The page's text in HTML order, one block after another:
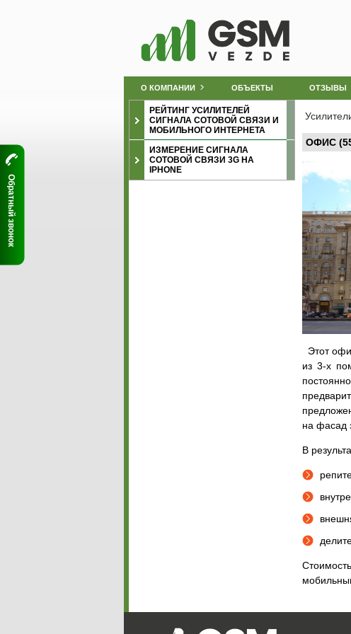
О КОМПАНИИ ОБЪЕКТЫ ОТЗЫВЫ
Обратный звонок
РЕЙТИНГ УСИЛИТЕЛЕЙ
СИГНАЛА СОТОВОЙ СВЯЗИ И
МОБИЛЬНОГО ИНТЕРНЕТА
ИЗМЕРЕНИЕ СИГНАЛА
СОТОВОЙ СВЯЗИ 3G НА
IPHONE
ОФИС
Этот
из 3-х
на фасад
В